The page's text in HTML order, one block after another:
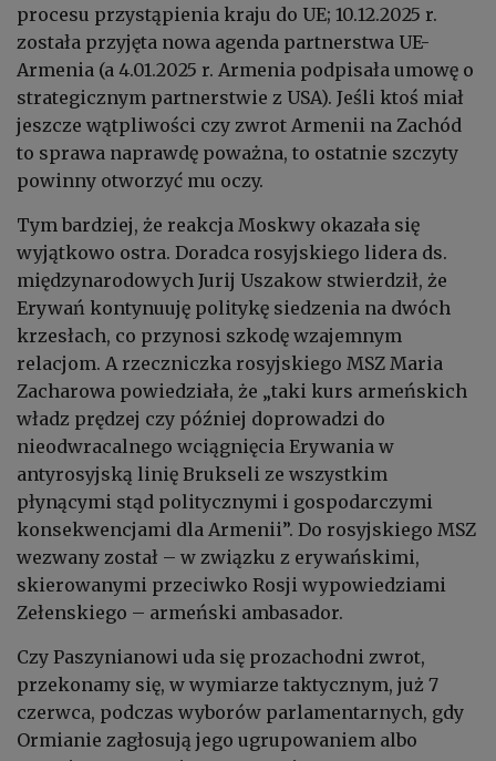
procesu przystąpienia kraju do UE; 10.12.2025 r.
została przyjęta nowa agenda partnerstwa UE-
Armenia (a 4.01.2025 r. Armenia podpisała umowę o
strategicznym partnerstwie z USA). Jeśli ktoś miał
jeszcze wątpliwości czy zwrot Armenii na Zachód
to sprawa naprawdę poważna, to ostatnie szczyty
powinny otworzyć mu oczy.
Tym bardziej, że reakcja Moskwy okazała się
wyjątkowo ostra. Doradca rosyjskiego lidera ds.
międzynarodowych Jurij Uszakow stwierdził, że
Erywań kontynuuję politykę siedzenia na dwóch
krzesłach, co przynosi szkodę wzajemnym
relacjom. A rzeczniczka rosyjskiego MSZ Maria
Zacharowa powiedziała, że „taki kurs armeńskich
władz prędzej czy później doprowadzi do
nieodwracalnego wciągnięcia Erywania w
antyrosyjską linię Brukseli ze wszystkim
płynącymi stąd politycznymi i gospodarczymi
konsekwencjami dla Armenii”. Do rosyjskiego MSZ
wezwany został – w związku z erywańskimi,
skierowanymi przeciwko Rosji wypowiedziami
Zełenskiego – armeński ambasador.
Czy Paszynianowi uda się prozachodni zwrot,
przekonamy się, w wymiarze taktycznym, już 7
czerwca, podczas wyborów parlamentarnych, gdy
Ormianie zagłosują jego ugrupowaniem albo